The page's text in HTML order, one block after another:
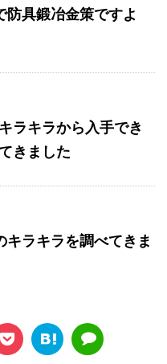
具鍛冶金策ですよ
ラキラから入手でき
きました
ラキラを調べてきま